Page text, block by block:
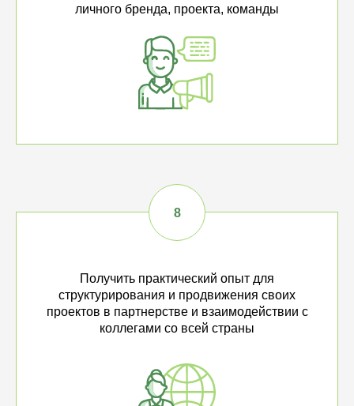
личного бренда, проекта, команды
Получить практический опыт для
структурирования и продвижения своих
проектов в партнерстве и взаимодействии с
коллегами со всей страны